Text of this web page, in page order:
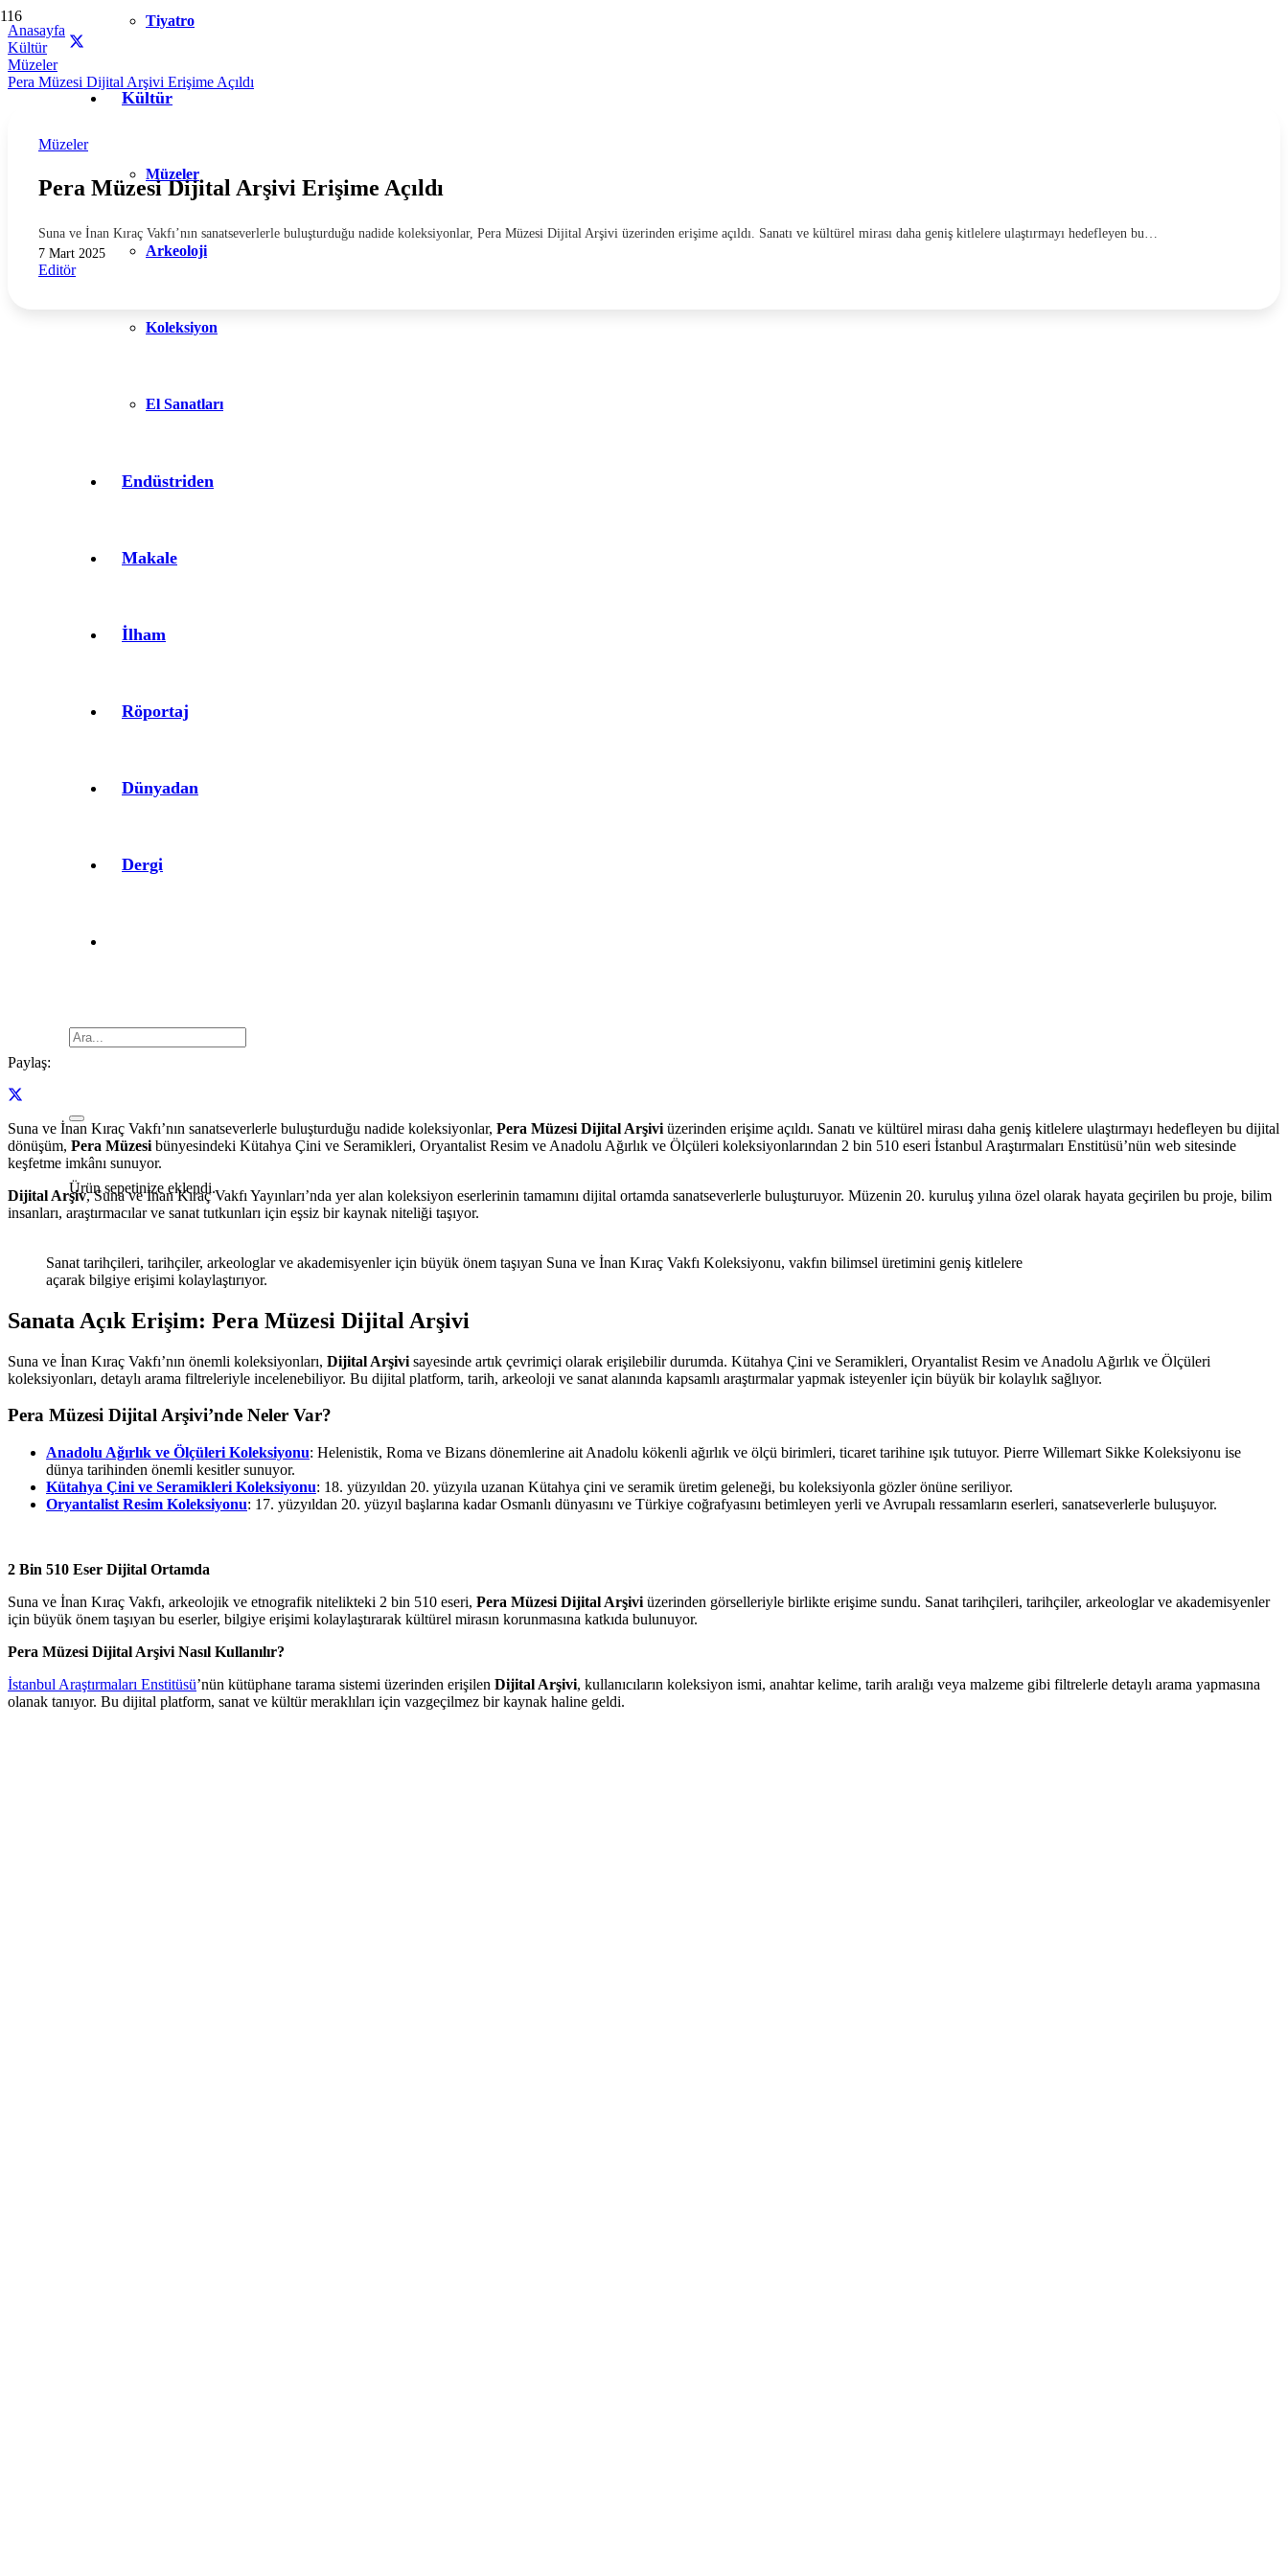
Tiyatro
Kültür
Müzeler
Arkeoloji
Koleksiyon
El Sanatları
Endüstriden
Makale
İlham
Röportaj
Dünyadan
Dergi
Ürünsepetinize eklendi.
Anasayfa
Kültür
Müzeler
Pera Müzesi Dijital Arşivi Erişime Açıldı
Müzeler
Pera Müzesi Dijital Arşivi Erişime Açıldı
Suna ve İnan Kıraç Vakfı’nın sanatseverlerle buluşturduğu nadide koleksiyonlar, Pera Müzesi Dijital Arşivi üzerinden erişime açıldı. Sanatı ve kültürel mirası daha geniş kitlelere ulaştırmayı hedefleyen bu…
7 Mart 2025
Editör
Paylaş:
Suna ve İnan Kıraç Vakfı’nın sanatseverlerle buluşturduğu nadide koleksiyonlar, Pera Müzesi Dijital Arşivi üzerinden erişime açıldı. Sanatı ve kültürel mirası daha geniş kitlelere ulaştırmayı hedefleyen bu dijital
dönüşüm, Pera Müzesi bünyesindeki Kütahya Çini ve Seramikleri, Oryantalist Resim ve Anadolu Ağırlık ve Ölçüleri koleksiyonlarından 2 bin 510 eseri İstanbul Araştırmaları Enstitüsü’nün web sitesinde
keşfetme imkânı sunuyor.
Dijital Arşiv, Suna ve İnan Kıraç Vakfı Yayınları’nda yer alan koleksiyon eserlerinin tamamını dijital ortamda sanatseverlerle buluşturuyor. Müzenin 20. kuruluş yılına özel olarak hayata geçirilen bu proje, bilim
insanları, araştırmacılar ve sanat tutkunları için eşsiz bir kaynak niteliği taşıyor.
Sanat tarihçileri, tarihçiler, arkeologlar ve akademisyenler için büyük önem taşıyan Suna ve İnan Kıraç Vakfı Koleksiyonu, vakfın bilimsel üretimini geniş kitlelere
açarak bilgiye erişimi kolaylaştırıyor.
Sanata Açık Erişim: Pera Müzesi Dijital Arşivi
Suna ve İnan Kıraç Vakfı’nın önemli koleksiyonları, Dijital Arşivi sayesinde artık çevrimiçi olarak erişilebilir durumda. Kütahya Çini ve Seramikleri, Oryantalist Resim ve Anadolu Ağırlık ve Ölçüleri
koleksiyonları, detaylı arama filtreleriyle incelenebiliyor. Bu dijital platform, tarih, arkeoloji ve sanat alanında kapsamlı araştırmalar yapmak isteyenler için büyük bir kolaylık sağlıyor.
Pera Müzesi Dijital Arşivi’nde Neler Var?
Anadolu Ağırlık ve Ölçüleri Koleksiyonu: Helenistik, Roma ve Bizans dönemlerine ait Anadolu kökenli ağırlık ve ölçü birimleri, ticaret tarihine ışık tutuyor. Pierre Willemart Sikke Koleksiyonu ise
dünya tarihinden önemli kesitler sunuyor.
Kütahya Çini ve Seramikleri Koleksiyonu: 18. yüzyıldan 20. yüzyıla uzanan Kütahya çini ve seramik üretim geleneği, bu koleksiyonla gözler önüne seriliyor.
Oryantalist Resim Koleksiyonu: 17. yüzyıldan 20. yüzyıl başlarına kadar Osmanlı dünyasını ve Türkiye coğrafyasını betimleyen yerli ve Avrupalı ressamların eserleri, sanatseverlerle buluşuyor.
2 Bin 510 Eser Dijital Ortamda
Suna ve İnan Kıraç Vakfı, arkeolojik ve etnografik nitelikteki 2 bin 510 eseri, Pera Müzesi Dijital Arşivi üzerinden görselleriyle birlikte erişime sundu. Sanat tarihçileri, tarihçiler, arkeologlar ve akademisyenler
için büyük önem taşıyan bu eserler, bilgiye erişimi kolaylaştırarak kültürel mirasın korunmasına katkıda bulunuyor.
Pera Müzesi Dijital Arşivi Nasıl Kullanılır?
İstanbul Araştırmaları Enstitüsü’nün kütüphane tarama sistemi üzerinden erişilen Dijital Arşivi, kullanıcıların koleksiyon ismi, anahtar kelime, tarih aralığı veya malzeme gibi filtrelerle detaylı arama yapmasına
olanak tanıyor. Bu dijital platform, sanat ve kültür meraklıları için vazgeçilmez bir kaynak haline geldi.